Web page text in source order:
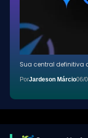
Sua central definitiva
PorJardeson Márcio06/